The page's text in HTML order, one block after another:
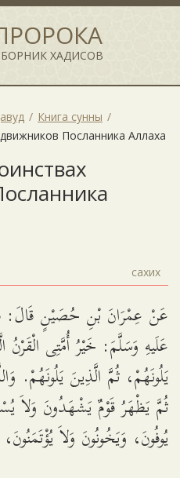
ХАДИСОВ
Книга сунны
Посланника Аллаха
сахих
عَنْ عِمْرَانَ بْنِ حُصَيْنٍ قَالَ:
عَلَيهِ وَسَلَّمَ: خَيْرُ أُمَّتِى
يَلُونَهُمْ، ثُمَّ الَّذِينَ يَلُونَهُمْ.
ثُمَّ يَظْهَرُ قَوْمٌ يَشْهَدُونَ وَلاَ
يُوفُونَ، وَيَخُونُونَ وَلاَ